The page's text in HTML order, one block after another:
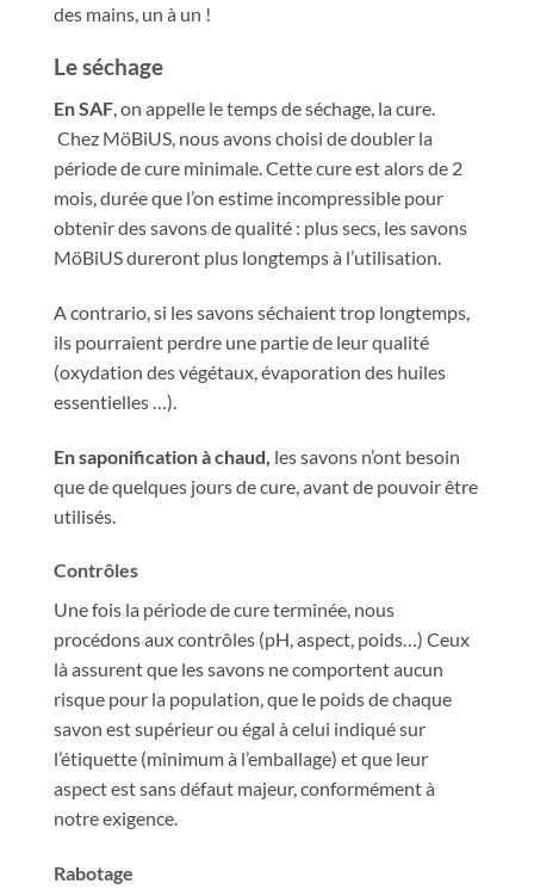
des mains, un à un !
Le séchage
En SAF, on appelle le temps de séchage, la cure.
Chez MöBiUS, nous avons choisi de doubler la
période de cure minimale. Cette cure est alors de 2
mois, durée que l’on estime incompressible pour
obtenir des savons de qualité : plus secs, les savons
MöBiUS dureront plus longtemps à l’utilisation.
A contrario, si les savons séchaient trop longtemps,
ils pourraient perdre une partie de leur qualité
(oxydation des végétaux, évaporation des huiles
essentielles …).
En saponification à chaud, les savons n’ont besoin
que de quelques jours de cure, avant de pouvoir être
utilisés.
Contrôles
Une fois la période de cure terminée, nous
procédons aux contrôles (pH, aspect, poids…) Ceux
là assurent que les savons ne comportent aucun
risque pour la population, que le poids de chaque
savon est supérieur ou égal à celui indiqué sur
l’étiquette (minimum à l’emballage) et que leur
aspect est sans défaut majeur, conformément à
notre exigence.
Rabotage